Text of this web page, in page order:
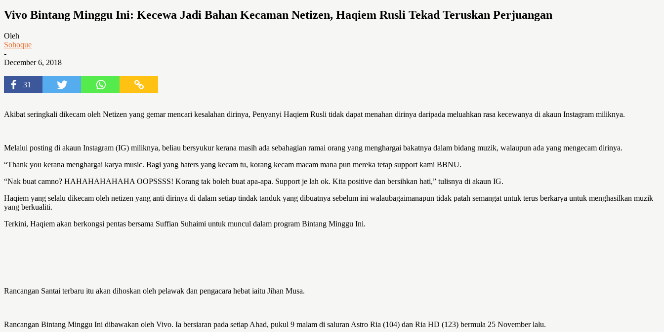
Vivo Bintang Minggu Ini: Kecewa Jadi Bahan Kecaman Netizen, Haqiem Rusli Tekad Teruskan Perjuangan
Oleh
Sohoque
-
December 6, 2018
31
Akibat seringkali dikecam oleh Netizen yang gemar mencari kesalahan dirinya, Penyanyi Haqiem Rusli tidak dapat menahan dirinya daripada meluahkan rasa kecewanya di akaun Instagram miliknya.
Melalui posting di akaun Instagram (IG) miliknya, beliau bersyukur kerana masih ada sebahagian ramai orang yang menghargai bakatnya dalam bidang muzik, walaupun ada yang mengecam dirinya.
“Thank you kerana menghargai karya music. Bagi yang haters yang kecam tu, korang kecam macam mana pun mereka tetap support kami BBNU.
“Nak buat camno? HAHAHAHAHAHA OOPSSSS! Korang tak boleh buat apa-apa. Support je lah ok. Kita positive dan bersihkan hati,” tulisnya di akaun IG.
Haqiem yang selalu dikecam oleh netizen yang anti dirinya di dalam setiap tindak tanduk yang dibuatnya sebelum ini walaubagaimanapun tidak patah semangat untuk terus berkarya untuk menghasilkan muzik
yang berkualiti.
Terkini, Haqiem akan berkongsi pentas bersama Suffian Suhaimi untuk muncul dalam program Bintang Minggu Ini.
Rancangan Santai terbaru itu akan dihoskan oleh pelawak dan pengacara hebat iaitu Jihan Musa.
Rancangan Bintang Minggu Ini dibawakan oleh Vivo. Ia bersiaran pada setiap Ahad, pukul 9 malam di saluran Astro Ria (104) dan Ria HD (123) bermula 25 November lalu.